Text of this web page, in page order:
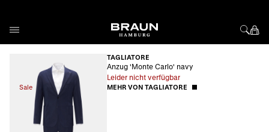
Sale
TAGLIATORE
Anzug 'Monte Carlo' navy
Leider nicht verfügbar
MEHR VON TAGLIATORE